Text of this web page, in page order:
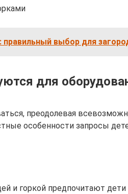
выбор для
для
преодолевая
особенности запросы
и горкой предпочитают дети